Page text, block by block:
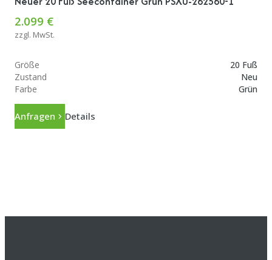
2.099 €
zzgl. MwSt.
Größe
20 Fuß
Zustand
Neu
Farbe
Grün
Anfragen Details